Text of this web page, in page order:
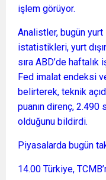
işlem görüyor.
Analistler, bugün yurt
istatistikleri, yurt
sıra ABD’de
Fed imalat endeksi
belirterek, teknik
puanın direnç,
olduğunu bildirdi.
Piyasalarda bugün
14.00 Türkiye,